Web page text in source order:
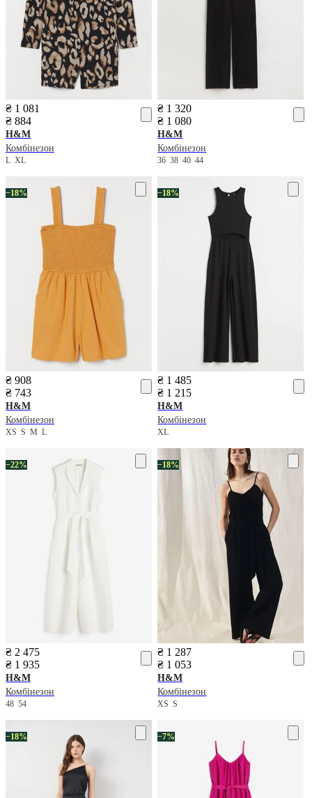
₴ 1 081
₴ 884
H&M
Комбінезон
L XL
₴ 1 320
₴ 1 080
H&M
Комбінезон
36384044
−18%
₴ 908
₴ 743
H&M
Комбінезон
XS S M L
−18%
₴ 1 485
₴ 1 215
H&M
Комбінезон
XL
−22%
₴ 2 475
₴ 1 935
H&M
Комбінезон
48 54
−18%
₴ 1 287
₴ 1 053
H&M
Комбінезон
XSS
−18% −7%